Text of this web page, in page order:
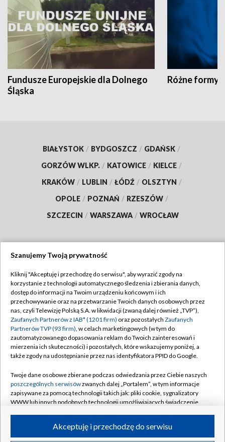
Fundusze Europejskie dla Dolnego
Śląska
Różne formy
BIAŁYSTOK / BYDGOSZCZ / GDAŃSK /
GORZÓW WLKP. / KATOWICE / KIELCE /
KRAKÓW / LUBLIN / ŁÓDŹ / OLSZTYN /
OPOLE / POZNAŃ / RZESZÓW /
SZCZECIN / WARSZAWA / WROCŁAW
TVP
Abonament TVP
Emisja w TVP
Centrum informacji TVP
Naziemna Telewizja Cyfrowa
Rada Programowa
System NOS
Informacje o nadawcy
Program dla prasy
Regulamin TVP
Polityka prywatności
Moje zgody
Pomoc
Kontakt
Kanały
Szanujemy Twoją prywatność
Kliknij "Akceptuję i przechodzę do serwisu", aby wyrazić zgody na
korzystanie z technologii automatycznego śledzenia i zbierania danych,
dostęp do informacji na Twoim urządzeniu końcowym i ich
przechowywanie oraz na przetwarzanie Twoich danych osobowych przez
nas, czyli Telewizję Polską S.A. w likwidacji (zwaną dalej również „TVP”),
Zaufanych Partnerów z IAB* (1201 firm) oraz pozostałych Zaufanych
Partnerów TVP (93 firm), w celach marketingowych (w tym do
zautomatyzowanego dopasowania reklam do Twoich zainteresowań i
mierzenia ich skuteczności) i pozostałych, które wskazujemy poniżej, a
także zgody na udostępnianie przez nas identyfikatora PPID do Google.
Twoje dane osobowe zbierane podczas odwiedzania przez Ciebie naszych
poszczególnych serwisówzwanych dalej „Portalem”, w tym informacje
zapisywane za pomocą technologii takich jak: pliki cookie, sygnalizatory
WWW lub innych podobnych technologii umożliwiających świadczenie
ruchu w Internecie.Akceptuję i przechodzę do serwisu